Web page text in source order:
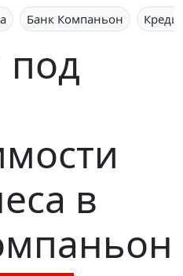
Банк Компаньон
под
в